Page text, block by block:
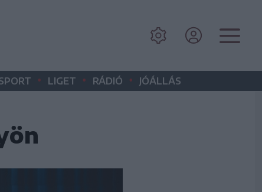
• LIGET • RÁDIÓ • JÓÁLLÁS